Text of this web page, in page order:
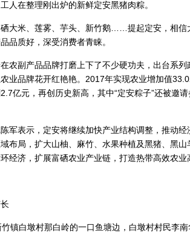
人在整理刚出炉的新鲜定安黑猪肉粽。
米、莲雾、芋头、新竹鹅……提起定安，相信
品质好，深受消费者青睐。
副产品品牌打磨上下了不少硬功夫，出台系列
业品牌花开红艳艳。2017年实现农业增加值
亿元，再创历史新高，其中“定安粽子”还被邀
表示，定安将继续加快产业结构调整，推动经
布局，扩大山柚、麻竹、水果种植及黑猪、黑
经济，扩展富硒农业产业链，打造热带高效农业
白墩村那白岭的一口鱼塘边，白墩村村民李南